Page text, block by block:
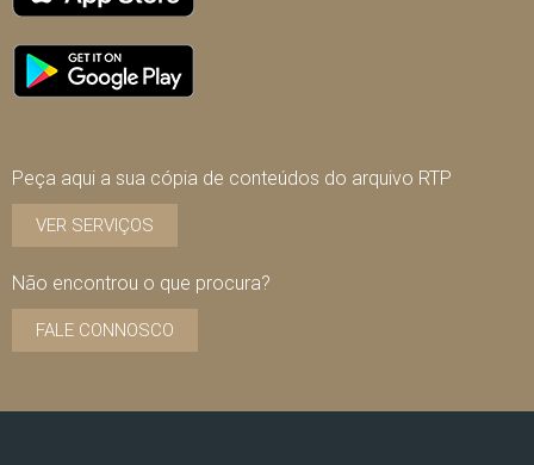
Peça aqui a sua cópia de conteúdos do arquivo RTP
VER SERVIÇOS
Não encontrou o que procura?
FALE CONNOSCO